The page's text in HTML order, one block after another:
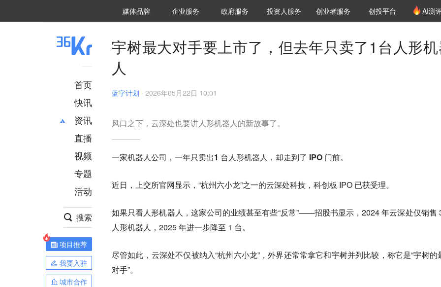
媒体品牌 36Kr研究院
企业服务 城市之窗
政府服务 VClub投资机构库
投资机构职位推介
投资人服务 创投氪堂
创业者服务 创投平台 AI测
首页
快讯
资讯
推荐
财经
项目推荐
安徽
直播
视频
专题
活动
搜索
项目推荐
我要入驻
城市合作
宇树最大对手要上市了，但去年只卖了1台人形
人
蓝字计划 · 2026年05月22日 10:01
风口之下，云深处也要讲人形机器人的新故事了。
一家机器人公司， 一年只卖出1 台人形机器人，却走到了 IPO 门前。
近日，上交所官网显示，“杭州六小龙”之一的云深处科技，科创板 IPO 已获受理。
如果只看人形机器人，这家公司的业绩甚至有些“反常”——招股书显示，2024 年云深处仅销售
人形机器人，2025 年进一步降至 1 台。
尽管如此，云深处不仅被纳入“杭州六小龙”，外界还常常拿它和宇树并列比较，称它是“宇树的
对手”。